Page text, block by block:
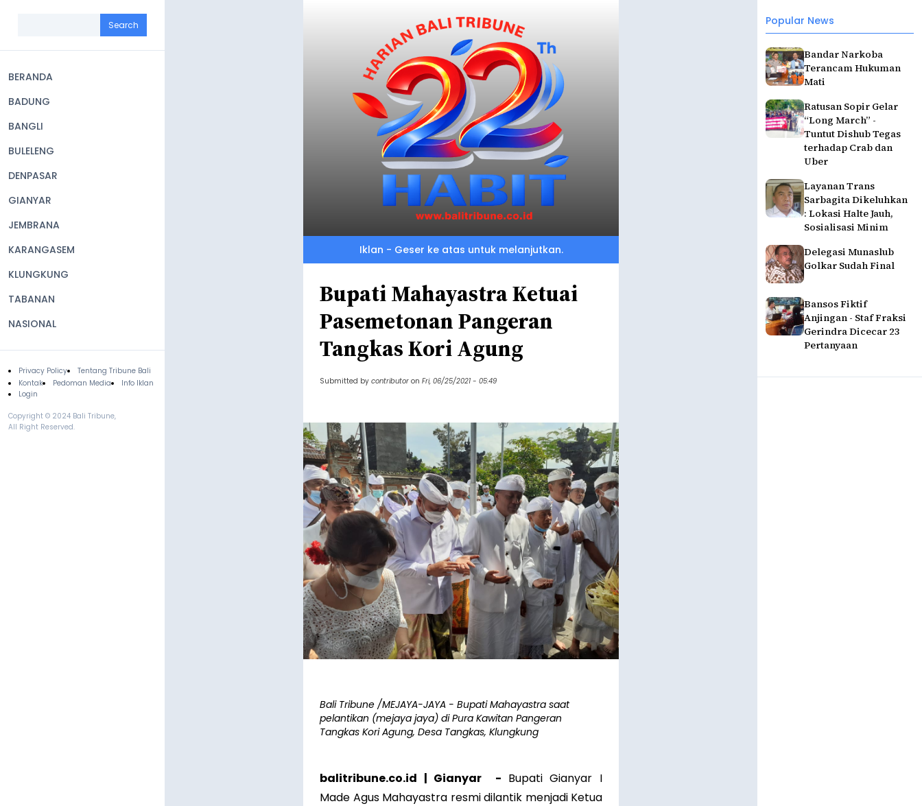
navigation
BERANDA
BADUNG
BANGLI
BULELENG
DENPASAR
GIANYAR
JEMBRANA
KARANGASEM
KLUNGKUNG
TABANAN
NASIONAL
Footer
Privacy Policy
Tentang Tribune Bali
Kontak
Pedoman Media
Info Iklan
Login
Copyright © 2024 Bali Tribune,
All Right Reserved.
Popular News
Bandar Narkoba
Terancam Hukuman
Mati
Ratusan Sopir Gelar
“Long March” -
Tuntut Dishub Tegas
terhadap Crab dan
Uber
Layanan Trans
Sarbagita Dikeluhkan
: Lokasi Halte Jauh,
Sosialisasi Minim
Delegasi Munaslub
Golkar Sudah Final
Bansos Fiktif
Anjingan - Staf Fraksi
Gerindra Dicecar 23
Pertanyaan
Iklan - Geser ke atas untuk melanjutkan.
Bupati Mahayastra Ketuai
Pasemetonan Pangeran
Tangkas Kori Agung
Submitted by contributor on Fri, 06/25/2021 - 05:49
Bali Tribune /MEJAYA-JAYA - Bupati Mahayastra saat
pelantikan (mejaya jaya) di Pura Kawitan Pangeran
Tangkas Kori Agung, Desa Tangkas, Klungkung
balitribune.co.id | Gianyar - Bupati Gianyar I
Made Agus Mahayastra resmi dilantik menjadi Ketua